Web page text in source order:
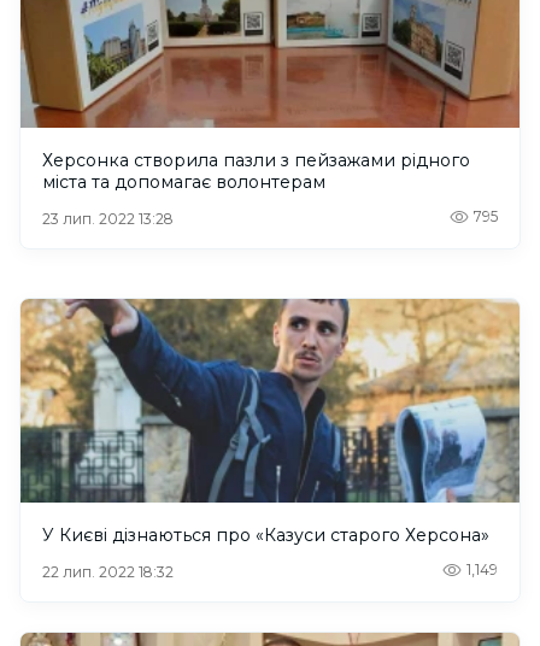
Херсонка створила пазли з пейзажами рідного
міста та допомагає волонтерам
23 лип. 2022 13:28 795
У Києві дізнаються про «Казуси старого Херсона»
22 лип. 2022 18:32 1,149